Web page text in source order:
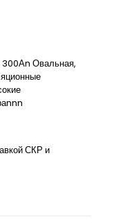
300Аn Овальная,
СКР и